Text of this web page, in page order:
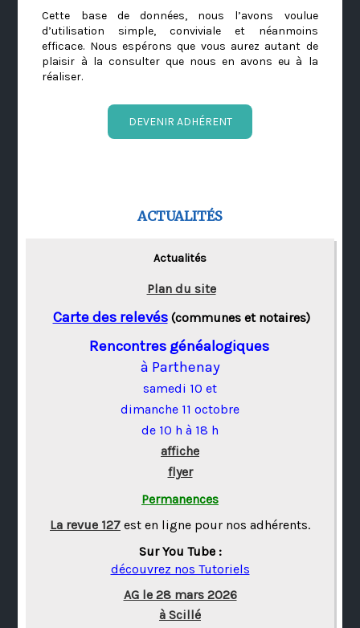
Cette base de données, nous l’avons voulue
d’utilisation simple, conviviale et néanmoins
efficace. Nous espérons que vous aurez autant de
plaisir à la consulter que nous en avons eu à la
réaliser.
DEVENIR ADHÉRENT
ACTUALITÉS
Actualités
Plan du site
Carte des relevés(communes et notaires)
Rencontres généalogiques
à Parthenay
samedi 10 et
dimanche 11 octobre
de 10 h à 18 h
affiche
flyer
Permanences
La revue 127 est en ligne pour nos adhérents.
Sur You Tube :
découvrez nos Tutoriels
AG le 28 mars 2026
à Scillé